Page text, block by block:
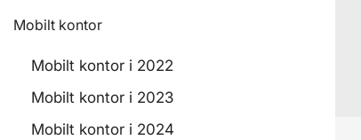
Mobilt kontor
Mobilt kontor i 2022
Mobilt kontor i 2023
Mobilt kontor i 2024